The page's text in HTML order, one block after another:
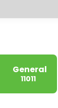
General
11011